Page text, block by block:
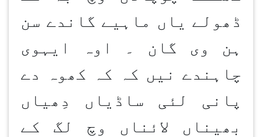
ڈھولے یاں ماہیے گاندے سن
ہن وی گان ۔ اوہ ایہوی
چاہندے نیں کہ کہ کھوہ دے
پانی لئی ساڈیاں دِھیاں
بھیناں لائناں وچ لگ کے